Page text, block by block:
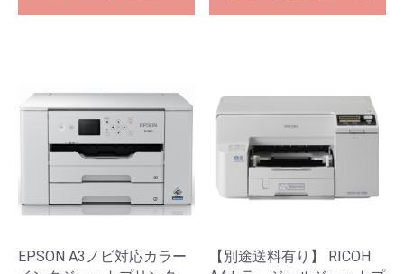
EPSON A3ノビ対応カラー
【別途送料有り】 RICOH